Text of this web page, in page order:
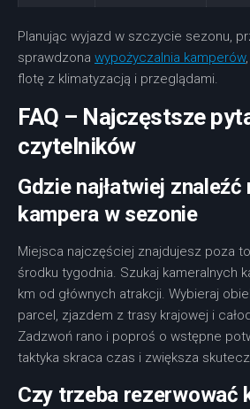
Planując wyjazd w szczycie sezonu,
sprawdzona wypożyczalnia kamperów
flotę z klimatyzacją i przeglądami.
FAQ – Najczęstsze
czytelników
Gdzie najłatwiej
kampera w sezonie
Miejsca najczęściej znajdujesz poza
środku tygodnia. Szukaj kameralnych
km od głównych atrakcji. Wybieraj
parcel, zjazdem z trasy krajowej i
Zadzwoń rano i poproś o wstępne
taktyka skraca czas i zwiększa
Czy trzeba rezerwować